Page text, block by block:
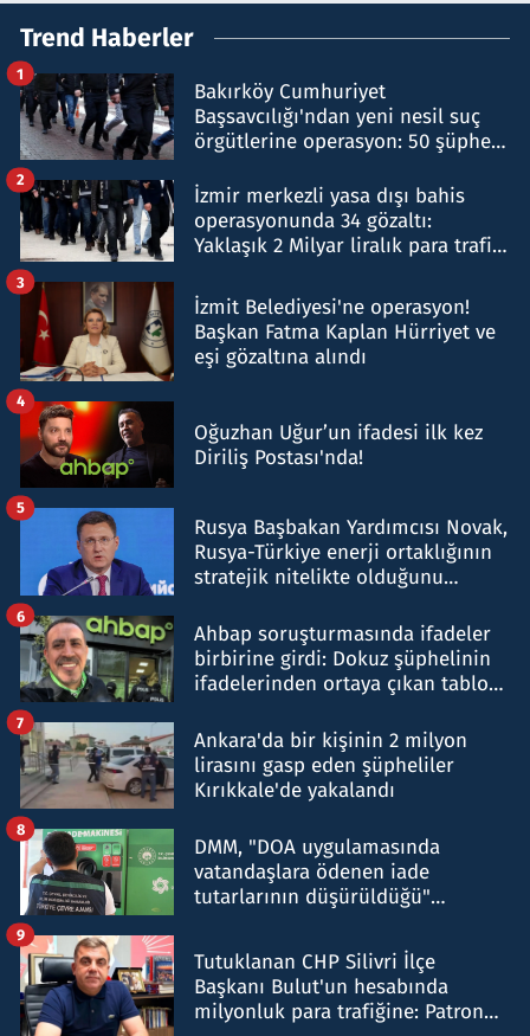
Trend Haberler
Bakırköy Cumhuriyet
Başsavcılığı'ndan yeni nesil suç
örgütlerine operasyon: 50 şüpheli
1
İzmir merkezli yasa dışı bahis
operasyonunda 34 gözaltı:
Yaklaşık 2 Milyar liralık para trafiği
2
İzmit Belediyesi'ne operasyon!
Başkan Fatma Kaplan Hürriyet ve
eşi gözaltına alındı
3
Oğuzhan Uğur’un ifadesi ilk kez
Diriliş Postası'nda!
4
Rusya Başbakan Yardımcısı Novak,
Rusya-Türkiye enerji ortaklığının
stratejik nitelikte olduğunu
5
Ahbap soruşturmasında ifadeler
birbirine girdi: Dokuz şüphelinin
ifadelerinden ortaya çıkan tablo
6
Ankara'da bir kişinin 2 milyon
lirasını gasp eden şüpheliler
Kırıkkale'de yakalandı
7
DMM, "DOA uygulamasında
vatandaşlara ödenen iade
tutarlarının düşürüldüğü"
8
Tutuklanan CHP Silivri İlçe
Başkanı Bulut'un hesabında
milyonluk para trafiğine: Patron
9